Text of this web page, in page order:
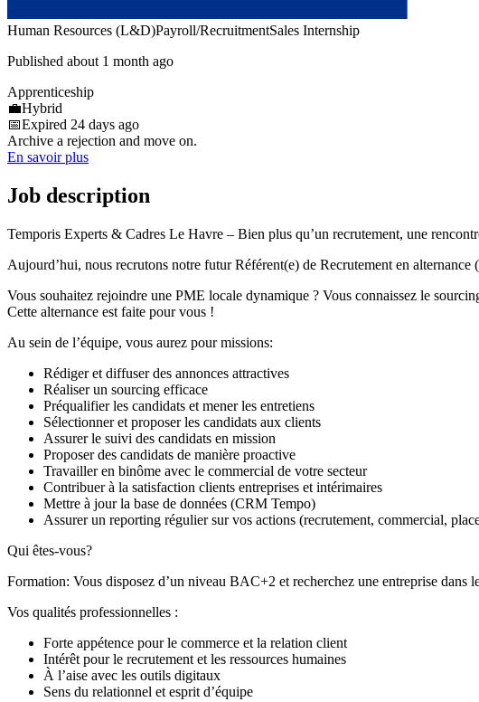
Human Resources (L&D)Payroll/RecruitmentSales Internship
Published about 1 month ago
Apprenticeship
💼Hybrid
📅Expired 24 days ago
Archive a rejection and move on.
En savoir plus
Job description
Temporis Experts & Cadres Le Havre – Bien plus qu’un recrutement, une
Aujourd’hui, nous recrutons notre futur Référent(e) de Recrutement en
Vous souhaitez rejoindre une PME locale dynamique ? Vous connaissez le
Cette alternance est faite pour vous !
Au sein de l’équipe, vous aurez pour missions:
Rédiger et diffuser des annonces attractives
Réaliser un sourcing efficace
Préqualifier les candidats et mener les entretiens
Sélectionner et proposer les candidats aux clients
Assurer le suivi des candidats en mission
Proposer des candidats de manière proactive
Travailler en binôme avec le commercial de votre secteur
Contribuer à la satisfaction clients entreprises et intérimaires
Mettre à jour la base de données (CRM Tempo)
Assurer un reporting régulier sur vos actions (recrutement, commercial,
Qui êtes-vous?
Formation: Vous disposez d’un niveau BAC+2 et recherchez une entreprise dans
Vos qualités professionnelles :
Forte appétence pour le commerce et la relation client
Intérêt pour le recrutement et les ressources humaines
À l’aise avec les outils digitaux
Sens du relationnel et esprit d’équipe